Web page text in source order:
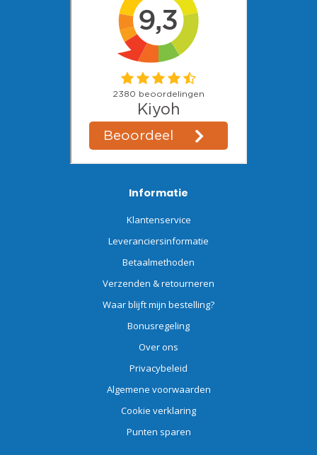
Informatie
Klantenservice
Leveranciersinformatie
Betaalmethoden
Verzenden & retourneren
Waar blijft mijn bestelling?
Bonusregeling
Over ons
Privacybeleid
Algemene voorwaarden
Cookie verklaring
Punten sparen